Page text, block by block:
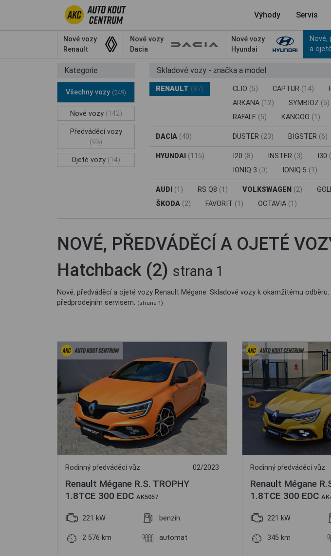
Výhody Servis
Nové vozy
Renault
Nové vozy
Dacia
Nové vozy
Hyundai
Nové,
a
Kategorie
Všechny vozy (249)
Nové vozy (142)
Předváděcí vozy
(93)
Ojeté vozy (14)
Skladové vozy - značka a model
RENAULT (87) CLIO (5) CAPTUR (14)
ARKANA (12) SYMBIOZ (5)
RAFALE (5) KANGOO (1)
DACIA (40) DUSTER (23) BIGSTER (6)
HYUNDAI (115) I20 (8) INSTER (3) I30
IONIQ 3 (0) IONIQ 5 (1)
AUDI (1) RS Q8 (1) VOLKSWAGEN (2)
ŠKODA (2) FAVORIT (1) OCTAVIA (1)
NOVÉ, PŘEDVÁDĚCÍ A OJETÉ
Hatchback (2) strana 1
Nové, předváděcí a ojeté vozy Renault Mégane. Skladové vozy k okamžitému
předprodejním servisem. (strana 1)
Rodinný předváděcí vůz 02/2023
Renault Mégane R.S. TROPHY
1.8TCE 300 EDC AK5057
221 kW benzín
2 576 km automat
Rodinný předváděcí vůz
Renault Mégane
1.8TCE 300 EDC
221 kW
345 km